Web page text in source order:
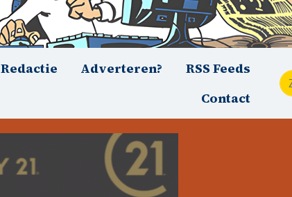
Redactie Adverteren?
RSS Feeds
Contact